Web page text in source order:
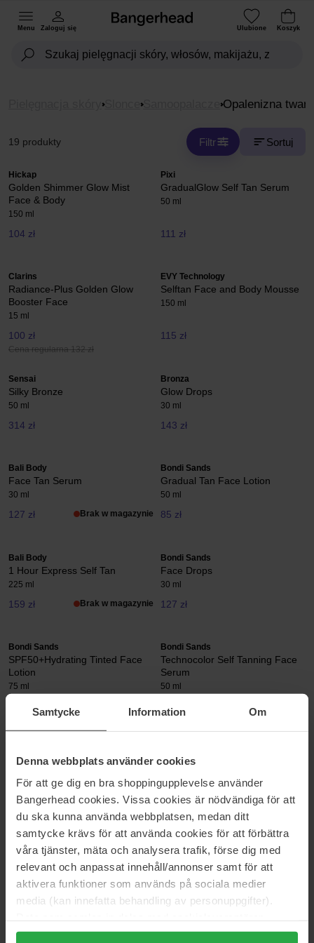
Samtycke Information Om
Denna webbplats använder cookies
För att ge dig en bra shoppingupplevelse använder
Bangerhead cookies. Vissa cookies är nödvändiga för att
du ska kunna använda webbplatsen, medan ditt
samtycke krävs för att använda cookies för att förbättra
våra tjänster, mäta och analysera trafik, förse dig med
relevant och anpassat innehåll/annonser samt för att
aktivera funktioner som används på sociala medier
media (kan innefatta behandling av personuppgifter).
Genom att trycka på "Tillåt alla cookies" accepterar du
Menu Zaloguj się Ulubione Koszyk
Slonce Samoopalacze Opalenizna
19 produkty Filtr Sortuj
Hickap
Golden Shimmer Glow Mist
Face & Body
150 ml
104 zł
Pixi
GradualGlow Self Tan Serum
50 ml
111 zł
Clarins
Radiance-Plus Golden Glow
Booster Face
15 ml
100 zł
Cena regularna 132 zł
EVY Technology
Selftan Face and Body Mousse
150 ml
115 zł
Sensai
Silky Bronze
50 ml
314 zł
Bronza
Glow Drops
30 ml
143 zł
Bali Body
Face Tan Serum
30 ml
127 zł Brak w magazynie
Bondi Sands
Gradual Tan Face Lotion
50 ml
85 zł
Bali Body
1 Hour Express Self Tan
225 ml
159 zł Brak w magazynie
Bondi Sands
Face Drops
30 ml
127 zł
Bondi Sands
SPF50+Hydrating Tinted Face
Lotion
75 ml
103 zł
Bondi Sands
Technocolor Self Tanning Face
Serum
50 ml
131 zł
Sundazed Self Tanning Mist
84 zł Brak w magazynie
Luminous Bronze - Self-Tan Mist
104 zł
Löwengrip
Luminous Bronze
30 ml
151 zł
Maria Åkerberg
Tan In A Tube
100 ml
96 zł Brak w magazynie